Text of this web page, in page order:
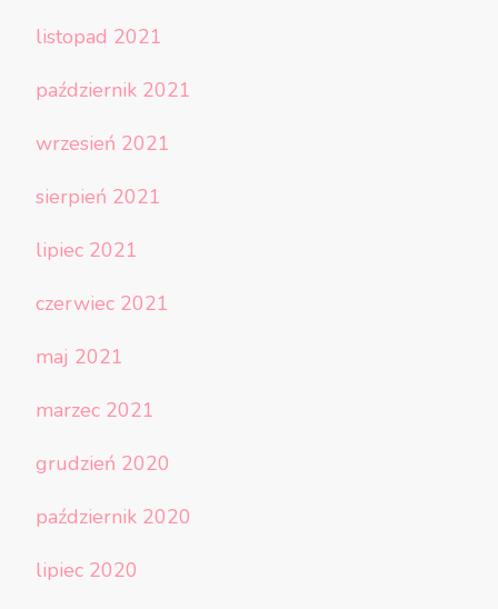
listopad 2021
październik 2021
wrzesień 2021
sierpień 2021
lipiec 2021
czerwiec 2021
maj 2021
marzec 2021
grudzień 2020
październik 2020
lipiec 2020